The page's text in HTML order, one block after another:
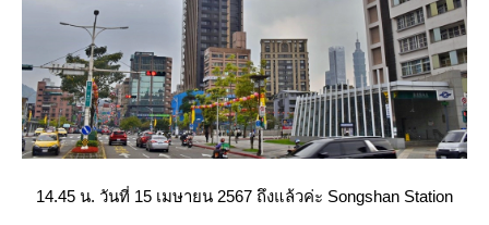
14.45 น. วันที่ 15 เมษายน 2567 ถึงแล้วค่ะ Songshan Station